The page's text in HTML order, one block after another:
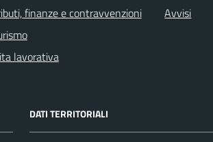
finanze e contravvenzioni
lavorativa
Avvisi
DATI TERRITORIALI